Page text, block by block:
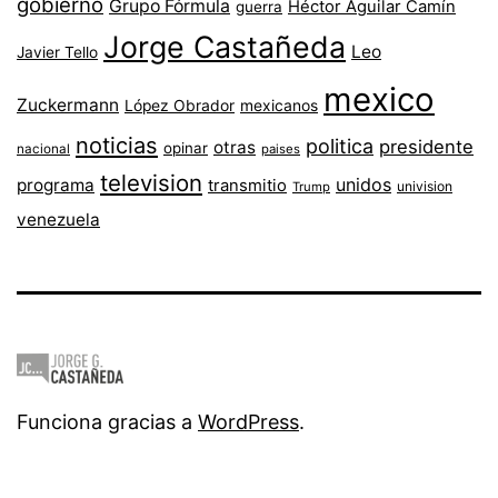
gobierno Grupo Fórmula guerra Héctor Aguilar Camín
Javier Tello Jorge Castañeda Leo
Zuckermann López Obrador mexicanos mexico
nacional noticias opinar otras paises politica presidente
programa television transmitio Trump unidos univision
venezuela
Funciona gracias a WordPress.